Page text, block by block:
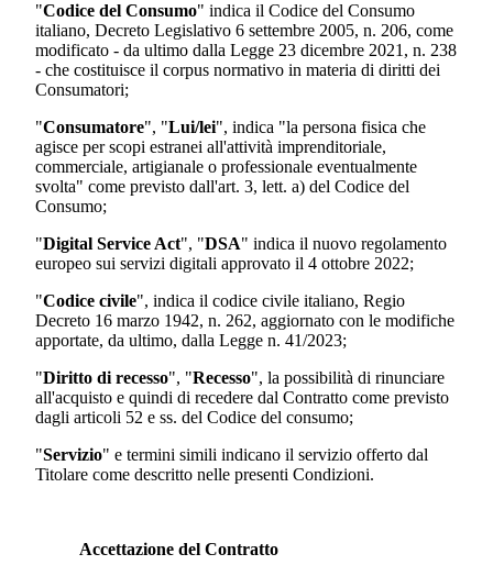
"Codice del Consumo" indica il Codice del Consumo
italiano, Decreto Legislativo 6 settembre 2005, n. 206, come
modificato - da ultimo dalla Legge 23 dicembre 2021, n. 238
- che costituisce il corpus normativo in materia di diritti dei
Consumatori;
"Consumatore", "Lui/lei", indica "la persona fisica che
agisce per scopi estranei all'attività imprenditoriale,
commerciale, artigianale o professionale eventualmente
svolta" come previsto dall'art. 3, lett. a) del Codice del
Consumo;
"Digital Service Act", "DSA" indica il nuovo regolamento
europeo sui servizi digitali approvato il 4 ottobre 2022;
"Codice civile", indica il codice civile italiano, Regio
Decreto 16 marzo 1942, n. 262, aggiornato con le modifiche
apportate, da ultimo, dalla Legge n. 41/2023;
"Diritto di recesso", "Recesso", la possibilità di rinunciare
all'acquisto e quindi di recedere dal Contratto come previsto
dagli articoli 52 e ss. del Codice del consumo;
"Servizio" e termini simili indicano il servizio offerto dal
Titolare come descritto nelle presenti Condizioni.
Accettazione del Contratto